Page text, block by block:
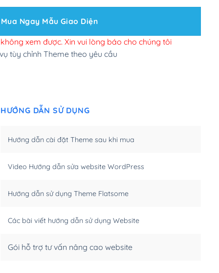
site Wordpress(+100,000₫)
đăng web(+300,000₫)
tuỳ chọn (+2,000,000₫)
(+450,000₫)
(+950,000₫)
Mua Ngay Mẫu Giao Diện
xem được. Xin vui lòng báo cho chúng tôi
tùy chỉnh Theme theo yêu cầu
HƯỚNG DẪN SỬ DỤNG
Hướng dẫn cài đặt Theme sau khi mua
Video Hướng dẫn sửa website WordPress
Hướng dẫn sử dụng Theme Flatsome
Các bài viết hướng dẫn sử dụng Website
Gói hỗ trợ tư vấn nâng cao website